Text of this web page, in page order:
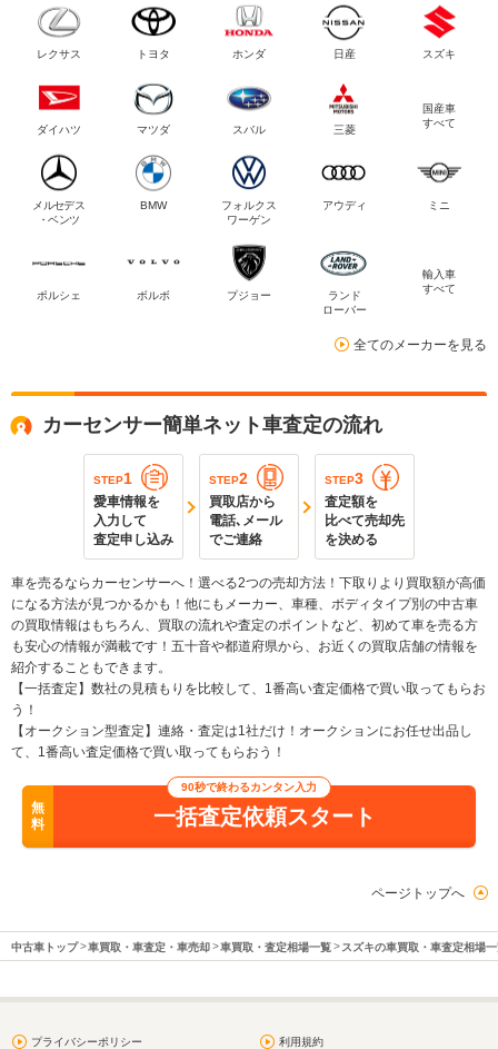
レクサス トヨタ ホンダ 日産 スズキ
ダイハツ マツダ スバル 三菱
国産車
すべて
メルセデス
・ベンツ
BMW
フォルクス
ワーゲン
アウディ ミニ
ポルシェ ボルボ プジョー
ランド
ローバー
輸入車
すべて
全てのメーカーを見る
カーセンサー簡単ネット車査定の流れ
STEP1
愛車情報を
入力して
査定申し込み
STEP2
買取店から
電話､メール
でご連絡
STEP3
査定額を
比べて売却先
を決める
車を売るならカーセンサーへ！選べる2つの売却方法！下取りより買取額が高価
になる方法が見つかるかも！他にもメーカー、車種、ボディタイプ別の中古車
の買取情報はもちろん、買取の流れや査定のポイントなど、初めて車を売る方
も安心の情報が満載です！五十音や都道府県から、お近くの買取店舗の情報を
紹介することもできます。
【一括査定】数社の見積もりを比較して、1番高い査定価格で買い取ってもらお
う！
【オークション型査定】連絡・査定は1社だけ！オークションにお任せ出品し
て、1番高い査定価格で買い取ってもらおう！
無
料
90秒で終わるカンタン入力
一括査定依頼スタート
ページトップへ
中古車トップ 車買取・車査定・車売却 車買取・査定相場一覧 スズキの車買取・車査定相場
プライバシーポリシー 利用規約